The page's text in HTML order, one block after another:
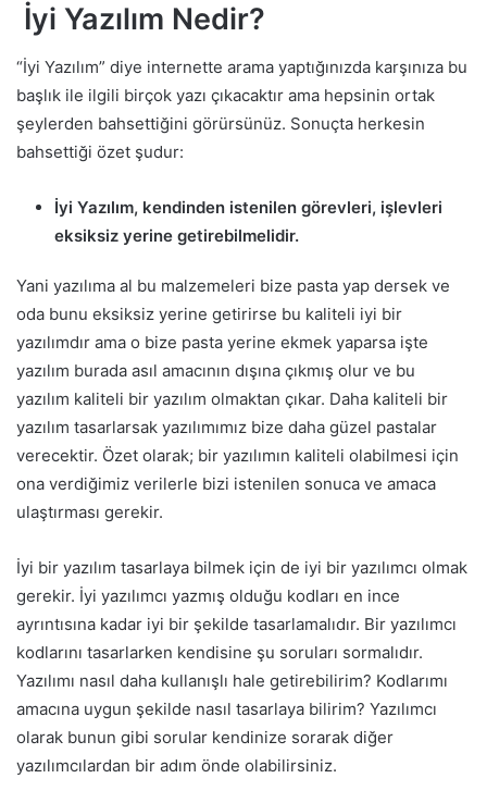
İyi Yazılım Nedir?
“İyi Yazılım” diye internette arama yaptığınızda karşınıza bu
başlık ile ilgili birçok yazı çıkacaktır ama hepsinin ortak
şeylerden bahsettiğini görürsünüz. Sonuçta herkesin
bahsettiği özet şudur:
İyi Yazılım, kendinden istenilen görevleri, işlevleri
eksiksiz yerine getirebilmelidir.
Yani yazılıma al bu malzemeleri bize pasta yap dersek ve
oda bunu eksiksiz yerine getirirse bu kaliteli iyi bir
yazılımdır ama o bize pasta yerine ekmek yaparsa işte
yazılım burada asıl amacının dışına çıkmış olur ve bu
yazılım kaliteli bir yazılım olmaktan çıkar. Daha kaliteli bir
yazılım tasarlarsak yazılımımız bize daha güzel pastalar
verecektir. Özet olarak; bir yazılımın kaliteli olabilmesi için
ona verdiğimiz verilerle bizi istenilen sonuca ve amaca
ulaştırması gerekir.
İyi bir yazılım tasarlaya bilmek için de iyi bir yazılımcı olmak
gerekir. İyi yazılımcı yazmış olduğu kodları en ince
ayrıntısına kadar iyi bir şekilde tasarlamalıdır. Bir yazılımcı
kodlarını tasarlarken kendisine şu soruları sormalıdır.
Yazılımı nasıl daha kullanışlı hale getirebilirim? Kodlarımı
amacına uygun şekilde nasıl tasarlaya bilirim? Yazılımcı
olarak bunun gibi sorular kendinize sorarak diğer
yazılımcılardan bir adım önde olabilirsiniz.